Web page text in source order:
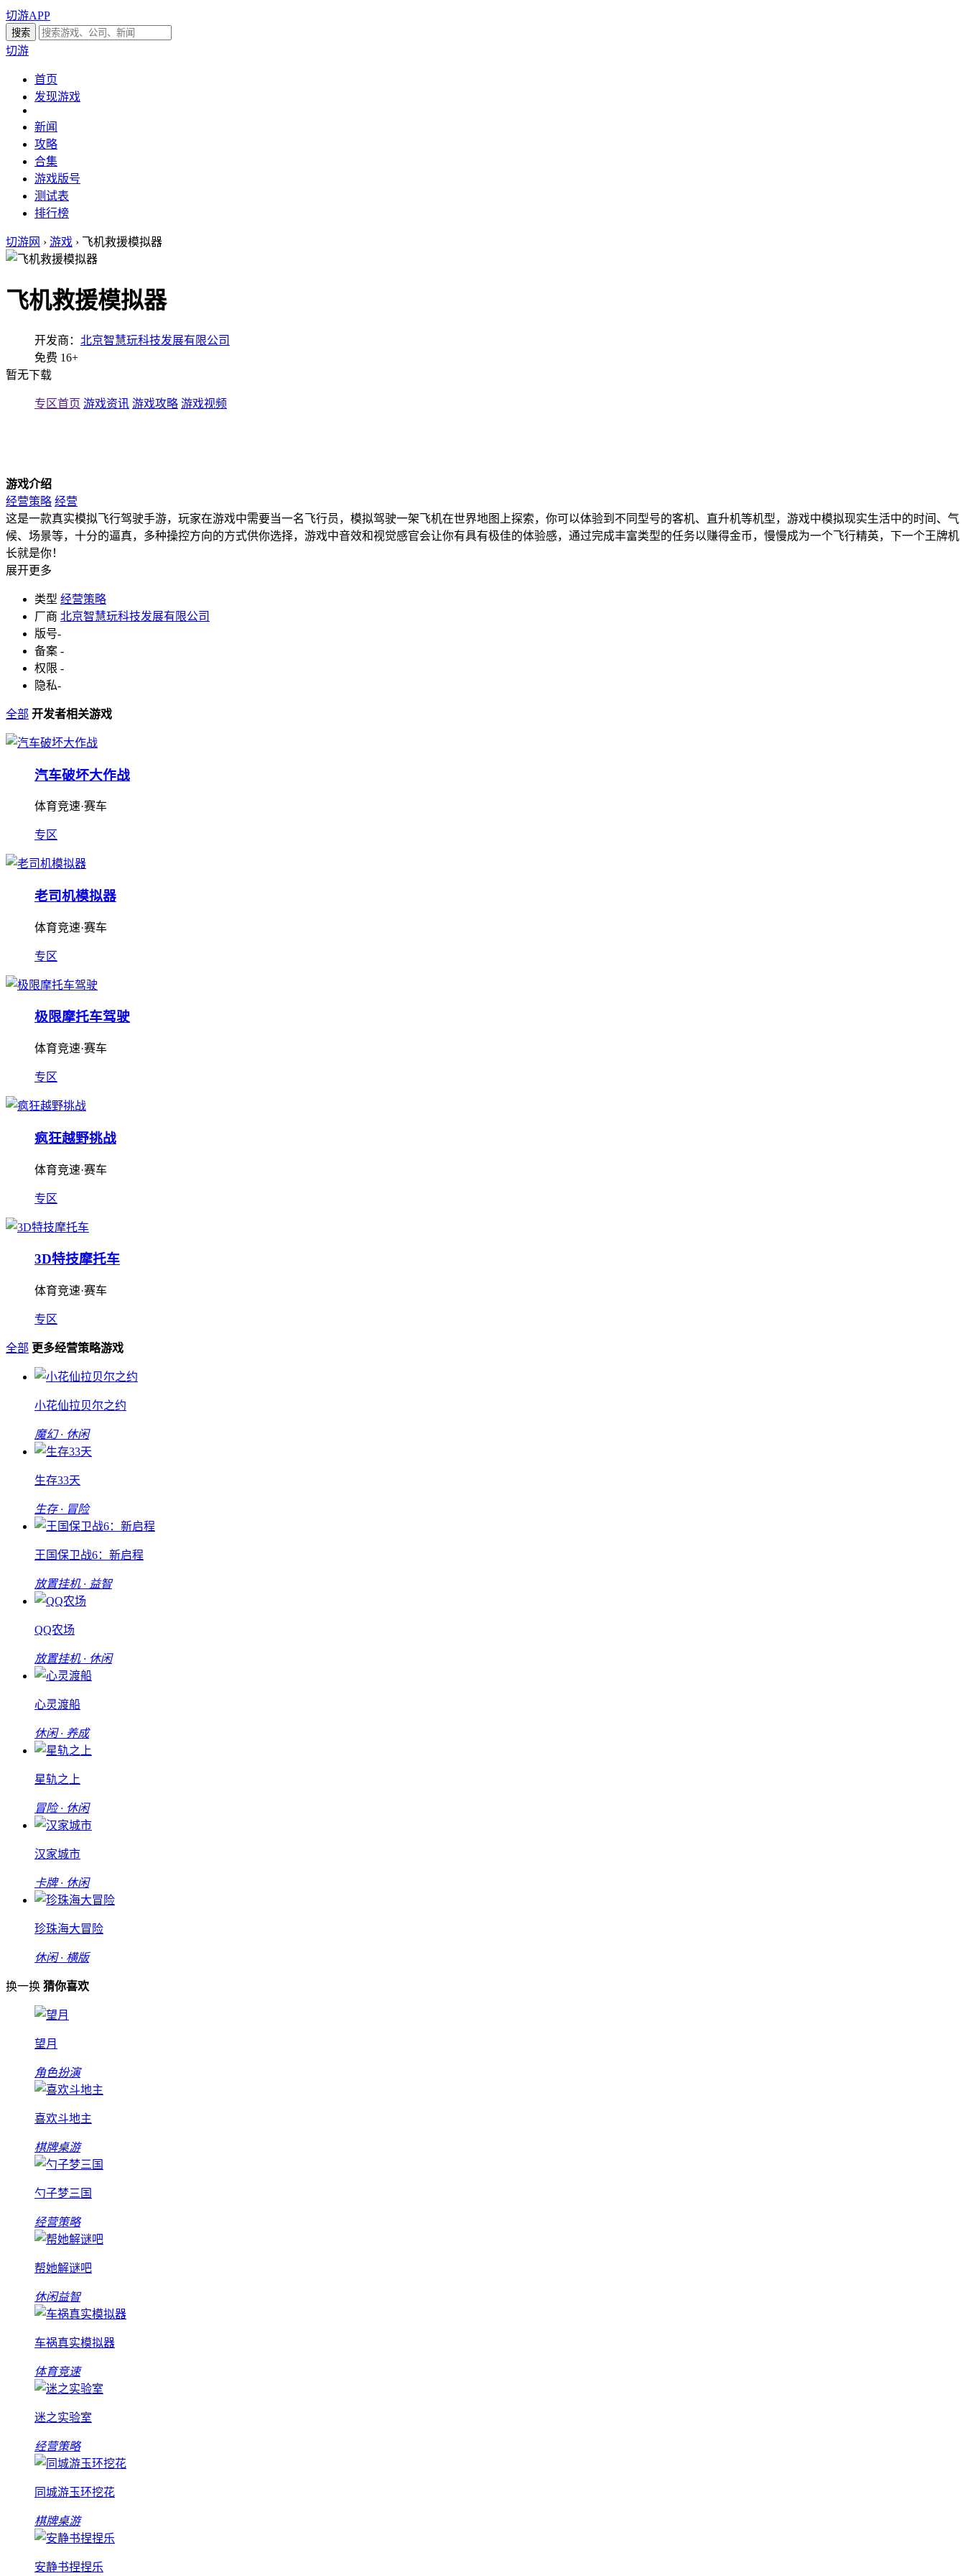
切游APP
切游
首页
发现游戏
新闻
攻略
合集
游戏版号
测试表
排行榜
切游网 › 游戏 › 飞机救援模拟器
飞机救援模拟器
开发商： 北京智慧玩科技发展有限公司
免费 16+
暂无下载
专区首页 游戏资讯 游戏攻略 游戏视频
游戏介绍
经营策略 经营
这是一款真实模拟飞行驾驶手游，玩家在游戏中需要当一名飞行员，模拟驾驶一架飞机在世界地图上探索，你可以体验到不同型号的客机、直升机等机型，游戏中模拟现实生活中的时间、气
候、场景等，十分的逼真，多种操控方向的方式供你选择，游戏中音效和视觉感官会让你有具有极佳的体验感，通过完成丰富类型的任务以赚得金币，慢慢成为一个飞行精英，下一个王牌机
长就是你！
展开更多
类型 经营策略
厂商 北京智慧玩科技发展有限公司
版号-
备案 -
权限 -
隐私-
全部 开发者相关游戏
汽车破坏大作战
体育竞速·赛车
专区
老司机模拟器
体育竞速·赛车
专区
极限摩托车驾驶
体育竞速·赛车
专区
疯狂越野挑战
体育竞速·赛车
专区
3D特技摩托车
体育竞速·赛车
专区
全部 更多经营策略游戏
小花仙拉贝尔之约
魔幻 · 休闲
生存33天
生存 · 冒险
王国保卫战6：新启程
放置挂机 · 益智
QQ农场
放置挂机 · 休闲
心灵渡船
休闲 · 养成
星轨之上
冒险 · 休闲
汉家城市
卡牌 · 休闲
珍珠海大冒险
休闲 · 横版
换一换 猜你喜欢
望月
角色扮演
喜欢斗地主
棋牌桌游
勺子梦三国
经营策略
帮她解谜吧
休闲益智
车祸真实模拟器
体育竞速
迷之实验室
经营策略
同城游玉环挖花
棋牌桌游
安静书捏捏乐